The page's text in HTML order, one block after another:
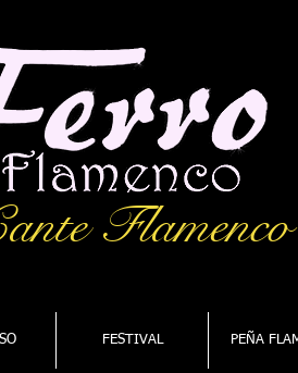
FESTIVAL PEÑA